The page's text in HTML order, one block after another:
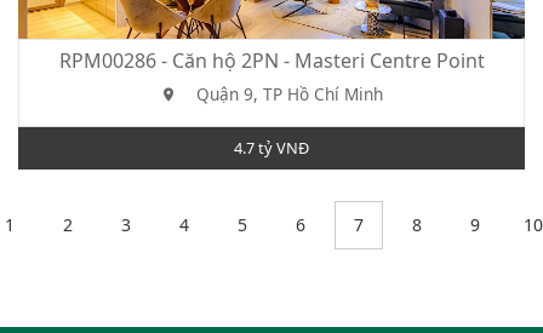
RPM00286 - Căn hộ 2PN - Masteri Centre Point
Quận 9, TP Hồ Chí Minh
4.7 tỷ VNĐ
1 2 3 4 5 6 7 8 9 10